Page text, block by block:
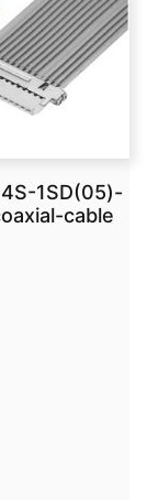
1SD(05)-
cable